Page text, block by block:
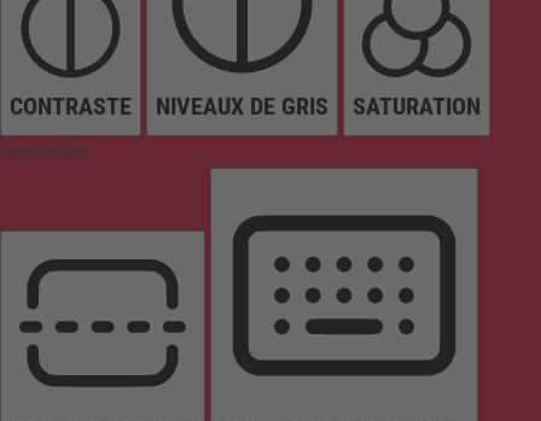
CONTRASTE NIVEAUX DE GRIS SATURATION
Orientation